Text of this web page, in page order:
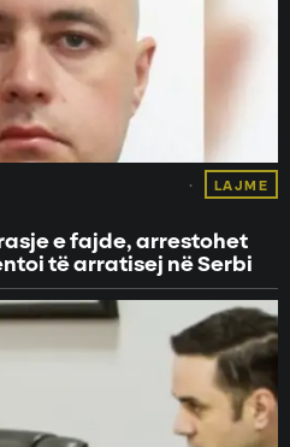
LAJME
e fajde, arrestohet
të arratisej në Serbi